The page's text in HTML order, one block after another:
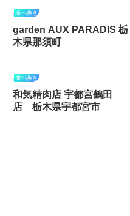
食べ歩き
garden AUX PARADIS 栃
木県那須町
食べ歩き
和気精肉店 宇都宮鶴田
店 栃木県宇都宮市